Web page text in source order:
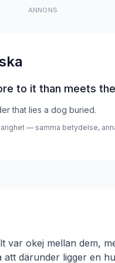
ANNONS
to it than meets
that lies a dog buried.
— samma betydelse,
var okej mellan dem,
att därunder ligger en